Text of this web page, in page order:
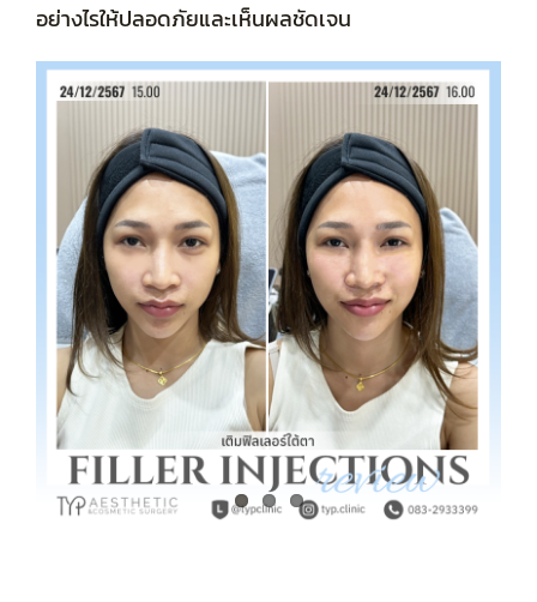
Privacy Policy
รวมหัตถการทั้งหมด
ค่ารักษา
รวมรีวิวทั้งหมด
อย่างไรให้ปลอดภัยและเห็นผลชัดเจน